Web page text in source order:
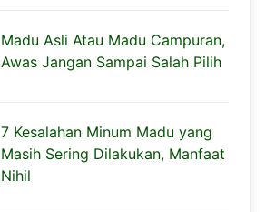
Madu Asli Atau Madu Campuran,
Awas Jangan Sampai Salah Pilih
7 Kesalahan Minum Madu yang
Masih Sering Dilakukan, Manfaat
Nihil